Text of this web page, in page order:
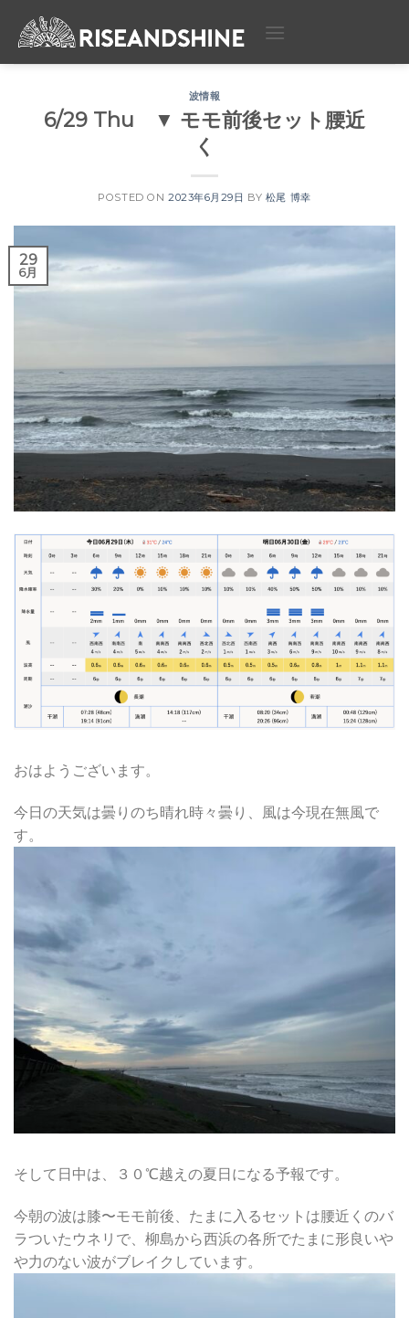
波情報
6/29 Thu ▼ モモ前後セット腰近
く
POSTED ON 2023年6月29日 BY 松尾 博幸
29
6月
おはようございます。
今日の天気は曇りのち晴れ時々曇り、風は今現在無風で
す。
そして日中は、３０℃越えの夏日になる予報です。
今朝の波は膝〜モモ前後、たまに入るセットは腰近くのバ
ラついたウネリで、柳島から西浜の各所でたまに形良いや
や力のない波がブレイクしています。